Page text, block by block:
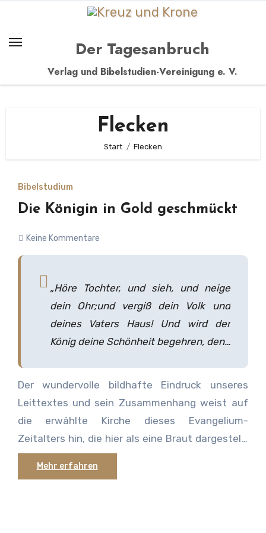
springen
Der Tagesanbruch
Verlag und Bibelstudien-Vereinigung e. V.
Flecken
Start Flecken
Bibelstudium
Die Königin in Gold geschmückt
Keine Kommentare
„Höre Tochter, und sieh, und neige
dein Ohr;und vergiß dein Volk und
deines Vaters Haus! Und wird der
König deine Schönheit begehren, denn
Der wundervolle bildhafte Eindruck unseres
Leittextes und sein Zusammenhang weist auf
die erwählte Kirche dieses Evangelium-
Zeitalters hin, die hier als eine Braut dargestellt
wird, die Verlobte und schließliche Frau des
großen Königs Immanuel. Die Schriften zeigen
Mehr erfahren